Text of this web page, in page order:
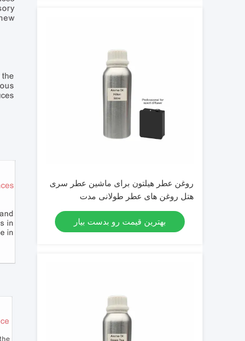
روغن عطر هیلتون برای ماشین عطر سری
هتل روغن های عطر طولانی مدت
بهترین قیمت رو بدست بیار